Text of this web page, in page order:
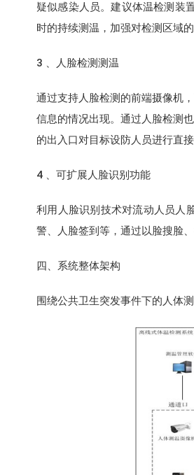
疑似感染人员。建议体温检测装
时的持续测温，加强对检测区域
3 、人脸检测测温
通过支持人脸检测的前端摄像机
信息的情况出现。通过人脸检测
的出入口对目标设防人员进行直
4 、可扩展人脸识别功能
利用人脸识别技术对流动人员人
警、人脸签到等，通过以脸搜脸
四、系统整体架构
围绕公共卫生突发事件下的人体